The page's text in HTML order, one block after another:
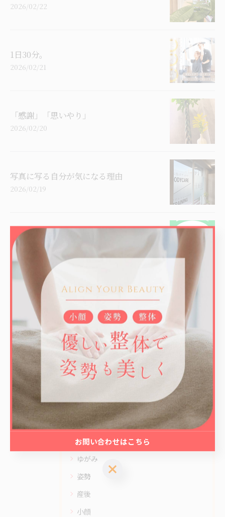
2026/02/22
1日30分。
2026/02/21
「感謝」「思いやり」
2026/02/20
写真に写る自分が気になる理由
2026/02/19
【西船橋・整体】LACIQ公式ラインのご
案内
2026/02/18
【西船橋でマッサージだけで終わらせな
い、姿勢から整える健康づ...
2026/02/17
... 8 10 11
カテゴリー CATEGORIES
全てのカテゴリー
ゆがみ
姿勢
産後
小顔
お問い合わせはこちら
お問い合わせはこちら